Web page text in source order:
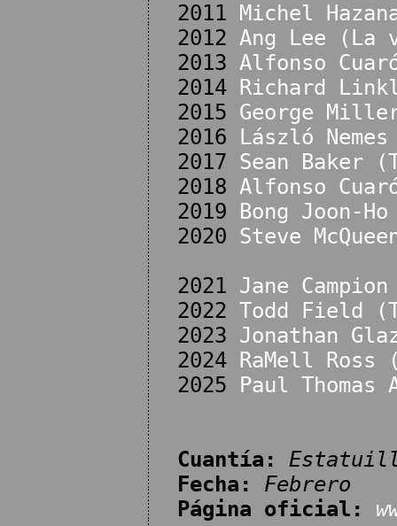
2011
Michel
2012 Ang Lee (La
2013 Alfonso
2014
Richard
2015 George
2016
László
2017 Sean Baker
2018 Alfonso
2019
Bong Joon-
2020 Steve
2021 Jane
2022 Todd Field
2023 Jonathan
2024
RaMell
2025
Paul
Cuantía:
Fecha:
Febrero
Página oficial: